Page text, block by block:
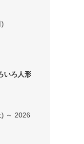
)
いろ人形
～ 2026